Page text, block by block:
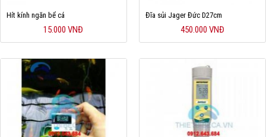
Hít kính ngăn bể cá
15.000 VNĐ
Đĩa sủi Jager Đức D27cm
450.000 VNĐ